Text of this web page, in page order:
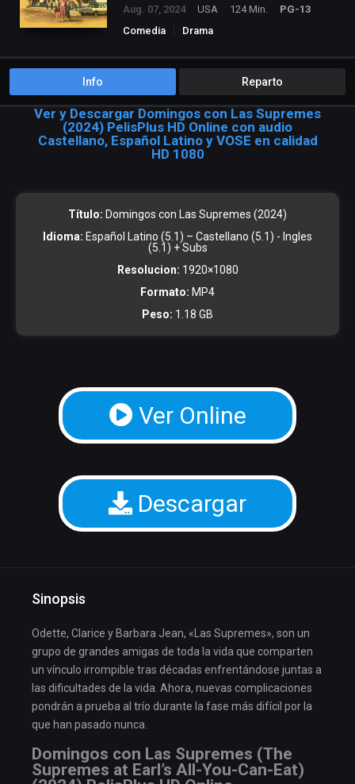
Aug. 07, 2024 USA 124 Min.
PG-13
Comedia
Drama
Info Reparto
Ver y Descargar Domingos con Las Supremes
(2024) PelisPlus HD Online con audio
Castellano, Español Latino y VOSE en calidad
HD 1080
Título: Domingos con Las Supremes (2024)
Idioma: Español Latino (5.1) – Castellano (5.1) - Ingles
(5.1) + Subs
Resolucion: 1920×1080
Formato: MP4
Peso: 1.18 GB
Ver Online
Descargar
Sinopsis
Odette, Clarice y Barbara Jean, «Las Supremes», son un
grupo de grandes amigas de toda la vida que comparten
un vínculo irrompible tras décadas enfrentándose juntas a
las dificultades de la vida. Ahora, nuevas complicaciones
pondrán a prueba al trío durante la fase más difícil por la
que han pasado nunca.
Domingos con Las Supremes (The
Supremes at Earl’s All-You-Can-Eat)